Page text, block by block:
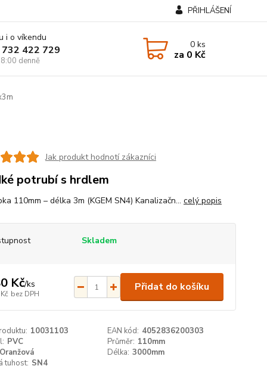
PŘIHLÁŠENÍ
i o víkendu
422 729
denně
0ks
za 0 Kč
Jak produkt hodnotí zákazníci
potrubí s hrdlem
110mm – délka 3m (KGEM SN4) Kanalizačn... celý popis
Skladem
Kč/ks
bez DPH
Přidat do košíku
10031103 EAN kód: 4052836200303
PVC Průměr: 110mm
Oranžová Délka: 3000mm
tuhost: SN4